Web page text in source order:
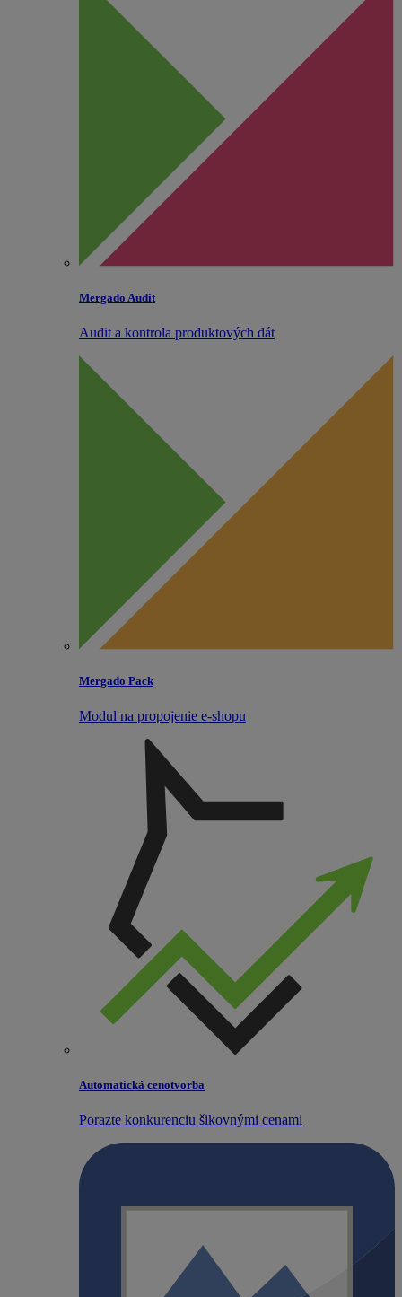
Mergado Audit
Audit a kontrola produktových dát
Mergado Pack
Modul na propojenie e‑shopu
Automatická cenotvorba
Porazte konkurenciu šikovnými cenami